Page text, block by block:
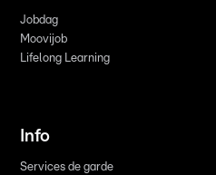
Jobdag
Moovijob
Lifelong Learning
Info
Services de garde